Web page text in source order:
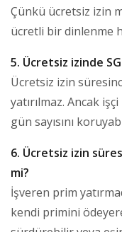
Çünkü ücretsiz izin
ücretli bir dinlenme
5. Ücretsiz izinde
Ücretsiz izin
yatırılmaz. Ancak
gün sayısını
6. Ücretsiz izin
mi?
İşveren prim
kendi primini